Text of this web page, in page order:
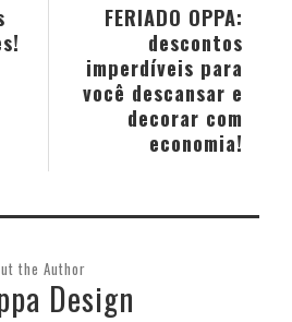
FERIADO OPPA:
descontos
imperdíveis para
você descansar e
decorar com
economia!
the Author
Design